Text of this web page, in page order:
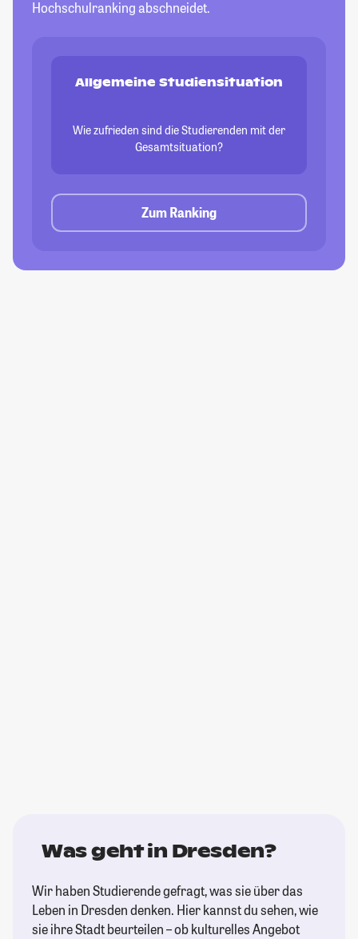
Hochschulranking abschneidet.
Allgemeine Studiensituation
Wie zufrieden sind die Studierenden mit der
Gesamtsituation?
Zum Ranking
Was geht in Dresden?
Wir haben Studierende gefragt, was sie über das
Leben in Dresden denken. Hier kannst du sehen, wie
sie ihre Stadt beurteilen – ob kulturelles Angebot